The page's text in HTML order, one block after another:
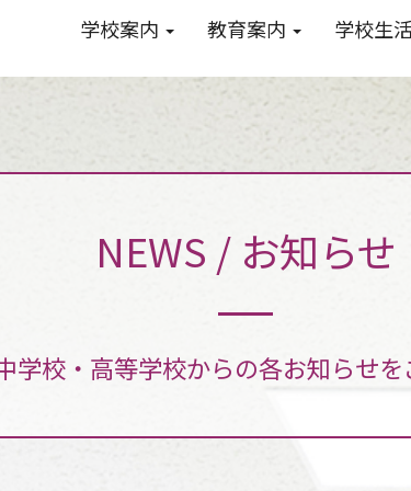
学校案内 教育案内 学校生
NEWS / お知らせ
学校・高等学校からの各お知らせを